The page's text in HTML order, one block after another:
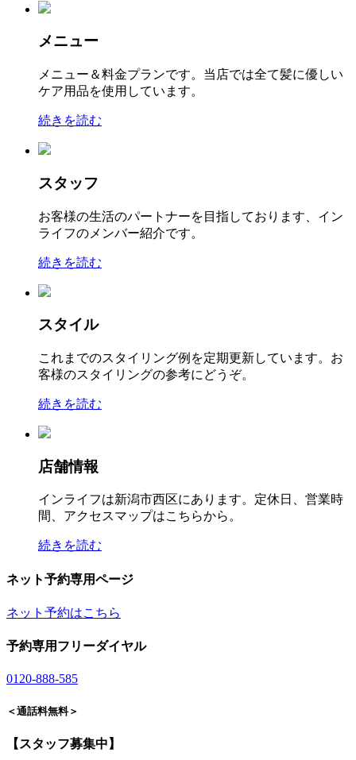
メニュー
メニュー＆料金プランです。当店では全て髪に優しい
ケア用品を使用しています。
続きを読む
スタッフ
お客様の生活のパートナーを目指しております、イン
ライフのメンバー紹介です。
続きを読む
スタイル
これまでのスタイリング例を定期更新しています。お
客様のスタイリングの参考にどうぞ。
続きを読む
店舗情報
インライフは新潟市西区にあります。定休日、営業時
間、アクセスマップはこちらから。
続きを読む
ネット予約専用ページ
ネット予約はこちら
予約専用フリーダイヤル
0120-888-585
＜通話料無料＞
【スタッフ募集中】